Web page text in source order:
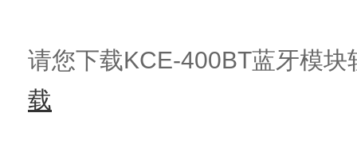
请您下载KCE-400BT蓝牙模块
载